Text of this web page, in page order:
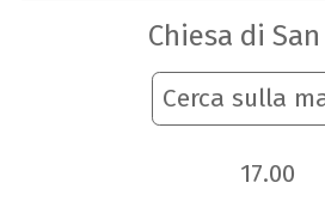
Chiesa di
Cerca sulla
17.00